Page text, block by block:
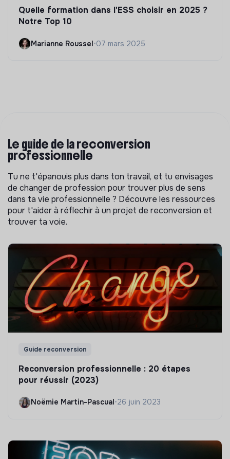
Quelle formation dans l'ESS choisir en 2025 ?
Notre Top 10
Marianne Roussel•07 mars 2025
Le guide de la reconversion
professionnelle
Tu ne t'épanouis plus dans ton travail, et tu envisages
de changer de profession pour trouver plus de sens
dans ta vie professionnelle ? Découvre les ressources
pour t'aider à réflechir à un projet de reconversion et
trouver ta voie.
Guide reconversion
Reconversion professionnelle : 20 étapes
pour réussir (2023)
Noëmie Martin-Pascual •26 juin 2023